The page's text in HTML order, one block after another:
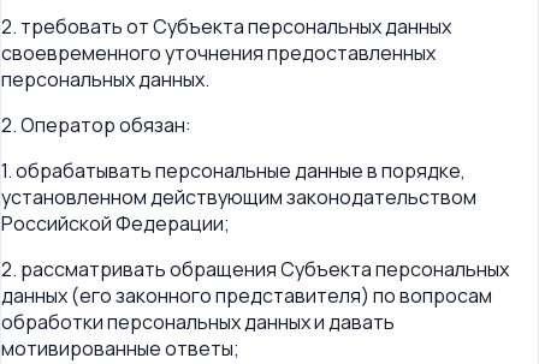
2. требовать от Субъекта персональных данных
своевременного уточнения предоставленных
персональных данных.
2. Оператор обязан:
1. обрабатывать персональные данные в порядке,
установленном действующим законодательством
Российской Федерации;
2. рассматривать обращения Субъекта персональных
данных (его законного представителя) по вопросам
обработки персональных данных и давать
мотивированные ответы;